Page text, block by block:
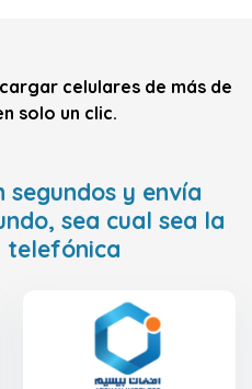
celulares de más de
solo un clic.
segundos y envía
sea cual sea la
telefónica